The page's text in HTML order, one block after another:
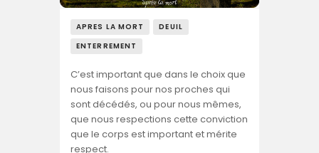
APRES LA MORT
DEUIL
ENTERREMENT
C’est important que dans le choix que
nous faisons pour nos proches qui
sont décédés, ou pour nous mêmes,
que nous respections cette conviction
que le corps est important et mérite
respect.